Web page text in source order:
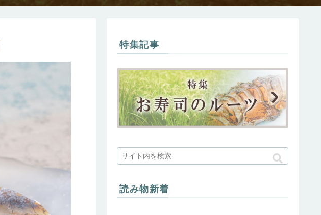
特集記事
読み物新着